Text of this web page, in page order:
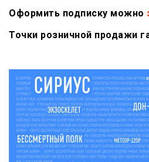
Оформить подписку можно
Точки розничной продажи